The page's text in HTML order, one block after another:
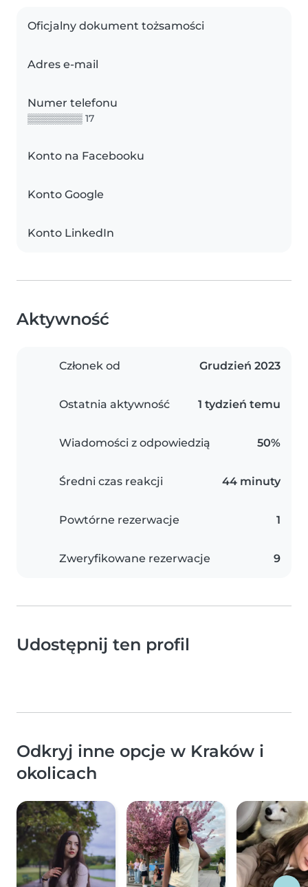
Oficjalny dokument tożsamości
Adres e-mail
Numer telefonu
▒▒▒▒▒▒▒▒ 17
Konto na Facebooku
Konto Google
Konto LinkedIn
Aktywność
Członek od Grudzień 2023
Ostatnia aktywność 1 tydzień temu
Wiadomości z odpowiedzią 50%
Średni czas reakcji 44 minuty
Powtórne rezerwacje 1
Zweryfikowane rezerwacje 9
Udostępnij ten profil
Odkryj inne opcje w Kraków i
okolicach